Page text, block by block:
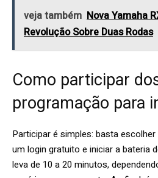
veja também Nova Yamaha
Revolução Sobre Duas Rodas
Como participar
programação para
Participar é simples: basta
um login gratuito e iniciar a bateria
leva de 10 a 20 minutos,